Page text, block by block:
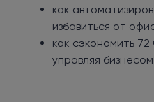
как
избавиться от
как сэкономить
управляя